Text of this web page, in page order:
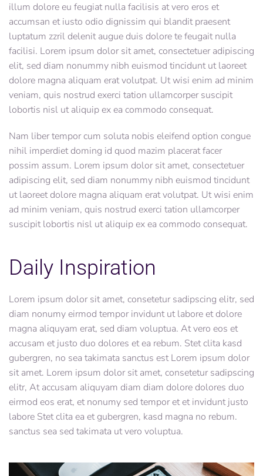
illum dolore eu feugiat nulla facilisis at vero eros et
accumsan et iusto odio dignissim qui blandit praesent
luptatum zzril delenit augue duis dolore te feugait nulla
facilisi. Lorem ipsum dolor sit amet, consectetuer adipiscing
elit, sed diam nonummy nibh euismod tincidunt ut laoreet
dolore magna aliquam erat volutpat. Ut wisi enim ad minim
veniam, quis nostrud exerci tation ullamcorper suscipit
lobortis nisl ut aliquip ex ea commodo consequat.
Nam liber tempor cum soluta nobis eleifend option congue
nihil imperdiet doming id quod mazim placerat facer
possim assum. Lorem ipsum dolor sit amet, consectetuer
adipiscing elit, sed diam nonummy nibh euismod tincidunt
ut laoreet dolore magna aliquam erat volutpat. Ut wisi enim
ad minim veniam, quis nostrud exerci tation ullamcorper
suscipit lobortis nisl ut aliquip ex ea commodo consequat.
Daily Inspiration
Lorem ipsum dolor sit amet, consetetur sadipscing elitr, sed
diam nonumy eirmod tempor invidunt ut labore et dolore
magna aliquyam erat, sed diam voluptua. At vero eos et
accusam et justo duo dolores et ea rebum. Stet clita kasd
gubergren, no sea takimata sanctus est Lorem ipsum dolor
sit amet. Lorem ipsum dolor sit amet, consetetur sadipscing
elitr, At accusam aliquyam diam diam dolore dolores duo
eirmod eos erat, et nonumy sed tempor et et invidunt justo
labore Stet clita ea et gubergren, kasd magna no rebum.
sanctus sea sed takimata ut vero voluptua.